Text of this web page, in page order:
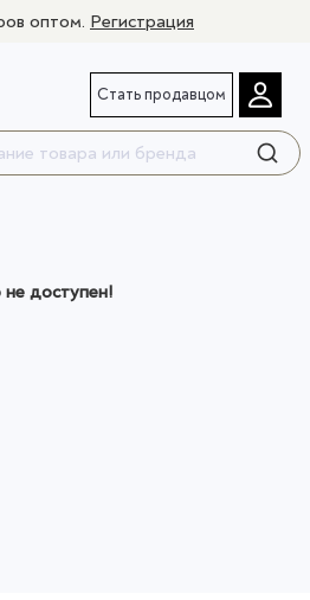
оптом. Регистрация
Стать продавцом
доступен!